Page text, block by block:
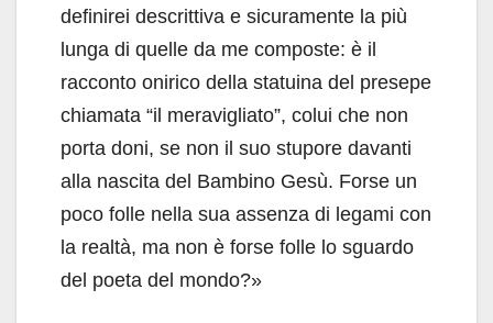
definirei descrittiva e sicuramente la più
lunga di quelle da me composte: è il
racconto onirico della statuina del presepe
chiamata “il meravigliato”, colui che non
porta doni, se non il suo stupore davanti
alla nascita del Bambino Gesù. Forse un
poco folle nella sua assenza di legami con
la realtà, ma non è forse folle lo sguardo
del poeta del mondo?»